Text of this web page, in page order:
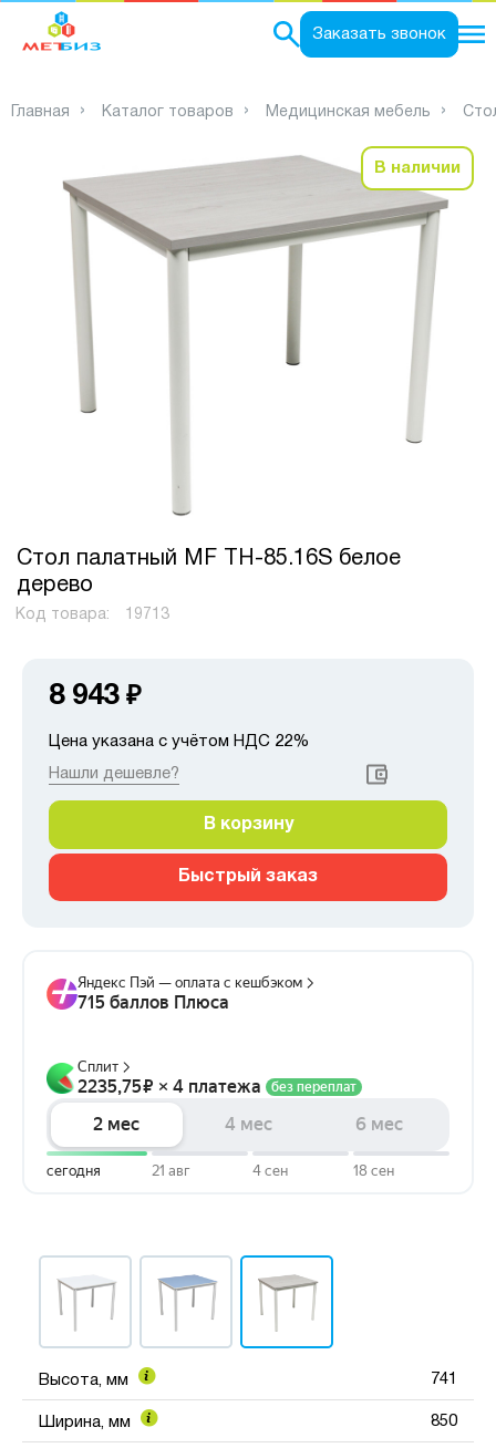
Заказать звонок
Главная Каталог товаров Медицинская мебель
В наличии
Стол палатный MF TH-85.16S белое
дерево
Код товара: 19713
8 943 ₽
Цена указана с учётом НДС 22%
Нашли дешевле?
В корзину
Быстрый заказ
Высота, мм 741
Ширина, мм 850